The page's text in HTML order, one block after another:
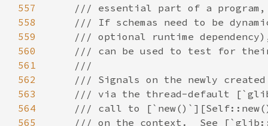
557
558
559
560
561
562
563
564
565